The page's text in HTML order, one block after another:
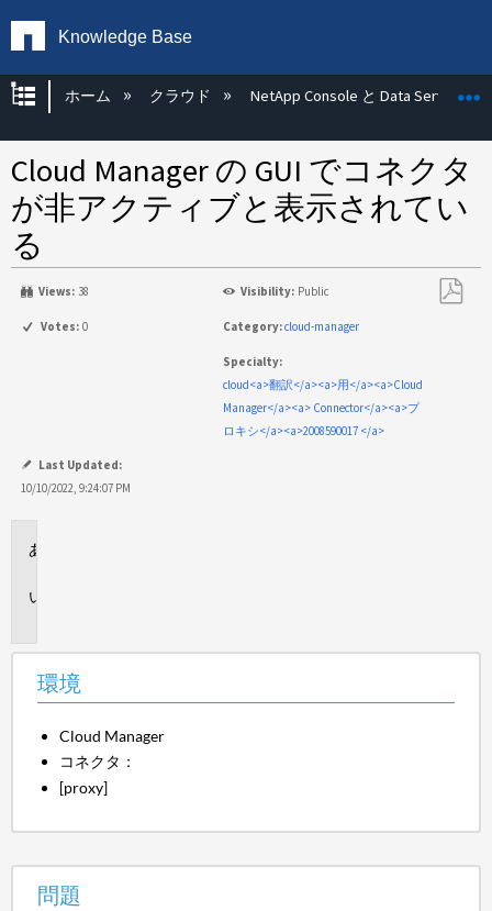
Knowledge Base
グローバル階層を展開/折りたたむ
ホーム クラウド NetApp Console と Data Services
Cloud Manager の GUI でコネクタ
が非アクティブと表示されてい
る
Views: 38 Visibility: Public
Votes: 0 Category:cloud-manager
Specialty:
cloud<a>翻訳</a><a>用</a><a>Cloud
Manager</a><a> Connector</a><a>プ
ロキシ</a><a>2008590017 </a>
Last Updated:
10/10/2022, 9:24:07 PM
環境
Cloud Manager
コネクタ：
[proxy]
問題